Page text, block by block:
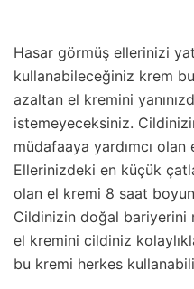
Hasar görmüş ellerinizi
kullanabileceğiniz krem
azaltan el kremini
istemeyeceksiniz.
müdafaaya yardımcı
Ellerinizdeki en küçük
olan el kremi 8 saat
Cildinizin doğal bariyerini
el kremini cildiniz
bu kremi herkes